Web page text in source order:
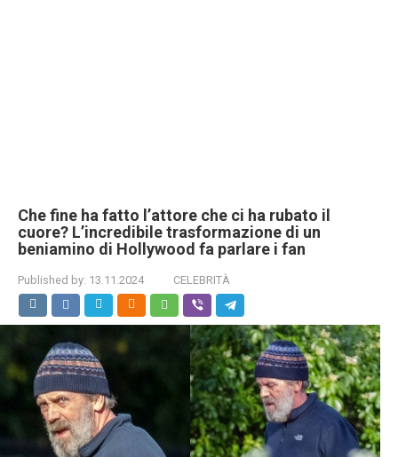
Che fine ha fatto l’attore che ci ha rubato il
cuore? L’incredibile trasformazione di un
beniamino di Hollywood fa parlare i fan
Published by: 13.11.2024 CELEBRITÀ